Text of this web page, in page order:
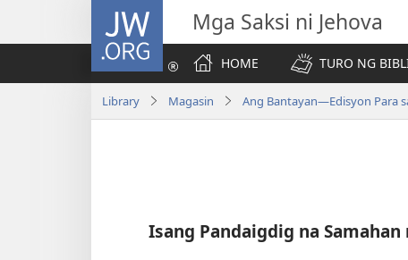
JW.ORG Mga Saksi ni Jehova
HOME
TURO NG
Library Magasin Ang Bantayan—Edisyon Para
Isang Pandaigdig na